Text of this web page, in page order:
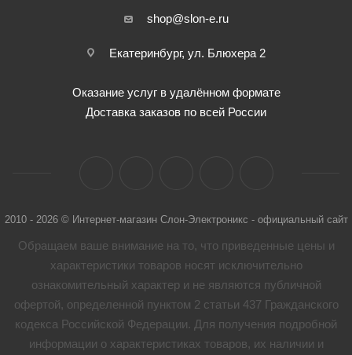
shop@slon-e.ru
Екатеринбург, ул. Блюхера 2
Оказание услуг в удалённом формате
Доставка заказов по всей России
2010 - 2026 © Интернет-магазин Слон-Электроникс - официальный сайт
Обращаем ваше внимание на то, что приведенные цены и
характеристики товaров носят исключительно
ознакомительный характер и не являются публичной
офертой, определенной пунктом 2 статьи 437 Гражданского
кодекса Российской Федерации. Для получения подробной
информации о характеристиках товaров, их наличии и